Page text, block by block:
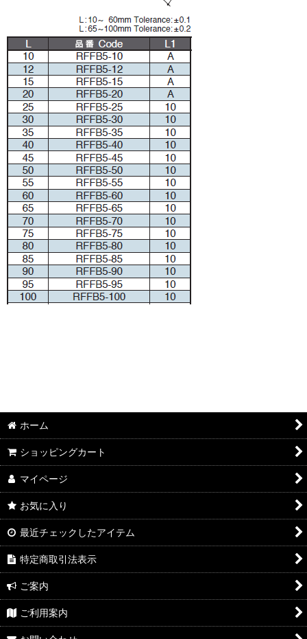
ホーム
ショッピングカート
マイページ
お気に入り
最近チェックしたアイテム
特定商取引法表示
ご案内
ご利用案内